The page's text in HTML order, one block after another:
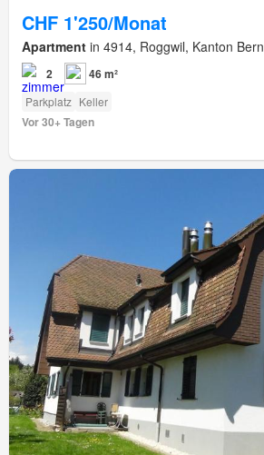
CHF 1'250/Monat
Apartment in 4914, Roggwil, Kanton Bern
2 46 m²
Parkplatz Keller
Vor 30+ Tagen